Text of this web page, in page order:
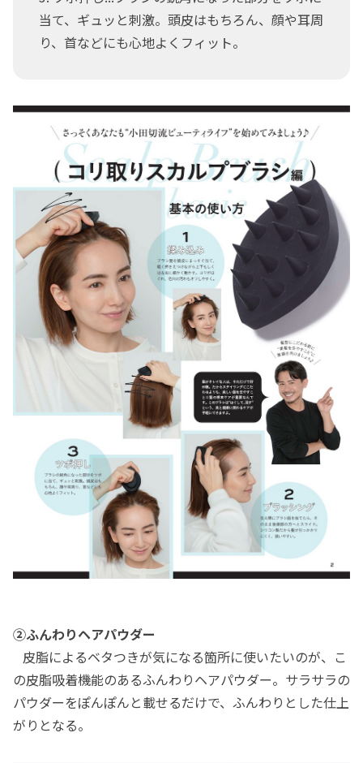
当て、ギュッと刺激。頭皮はもちろん、顔や耳周
り、首などにも心地よくフィット。
②ふんわりヘアパウダー
皮脂によるベタつきが気になる箇所に使いたいのが、こ
の皮脂吸着機能のあるふんわりヘアパウダー。サラサラの
パウダーをぽんぽんと載せるだけで、ふんわりとした仕上
がりとなる。